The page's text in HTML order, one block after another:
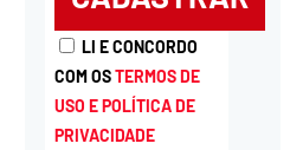
LI E CONCORDO
COM OSTERMOS DE
USO E POLÍTICA DE
PRIVACIDADE